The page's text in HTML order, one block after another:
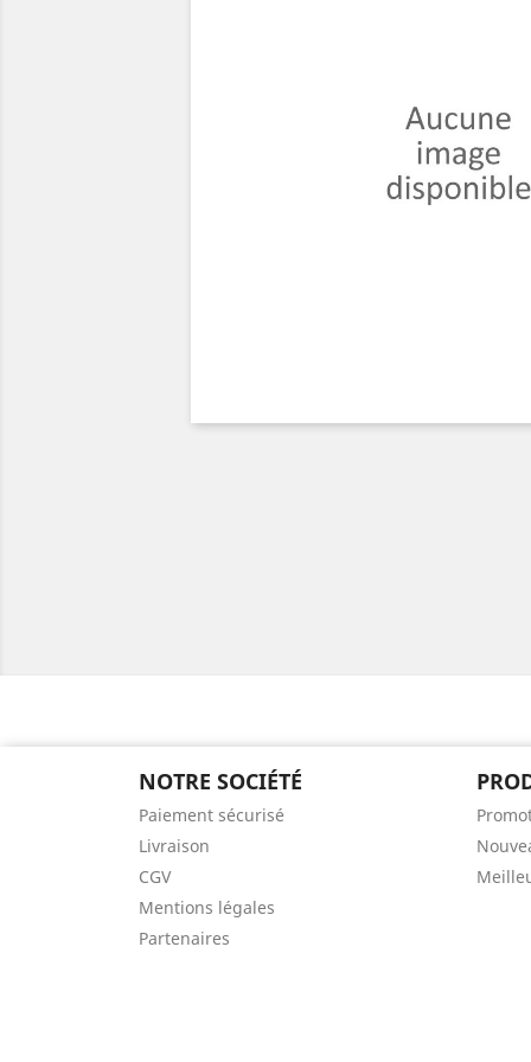
NOTRE SOCIÉTÉ
Paiement sécurisé
Livraison
CGV
Mentions légales
Partenaires